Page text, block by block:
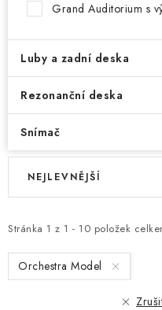
Grand Auditorium s
Luby a zadní deska
Rezonanční deska
Snímač
V
i
s
p
Stránka 1 z 1 - 10 položek
Ř
e
n
í
NEJLEVNĚJŠÍ
Orchestra Model